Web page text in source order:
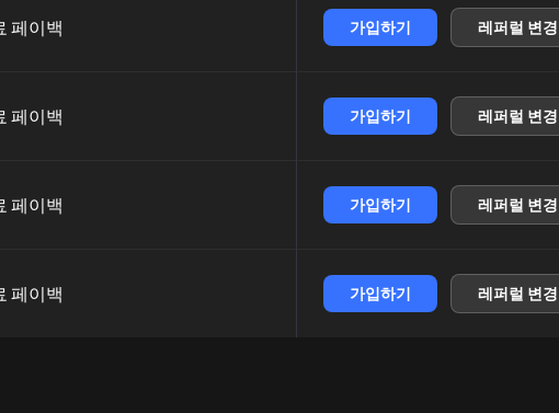
페이백 가입하기 레퍼럴 변경
페이백 가입하기 레퍼럴 변경
페이백 가입하기 레퍼럴 변경
페이백 가입하기 레퍼럴 변경